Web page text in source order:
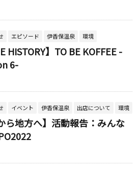
エピソード 伊香保温泉 環境
HISTORY】TO BE KOFFEE -
6-
イベント 伊香保温泉 出店について 環境
ら地方へ】活動報告：みんな